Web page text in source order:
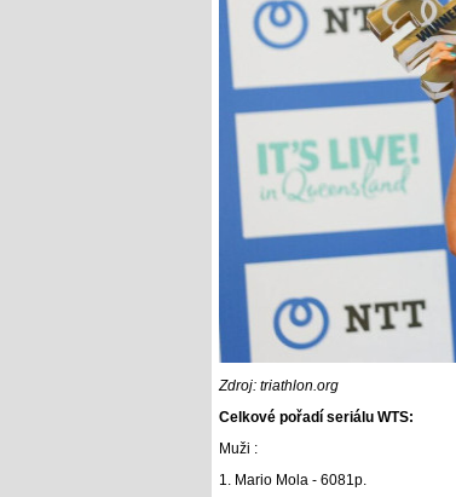
Zdroj: triathlon.org
Celkové pořadí seriálu WTS:
Muži :
1. Mario Mola - 6081p.